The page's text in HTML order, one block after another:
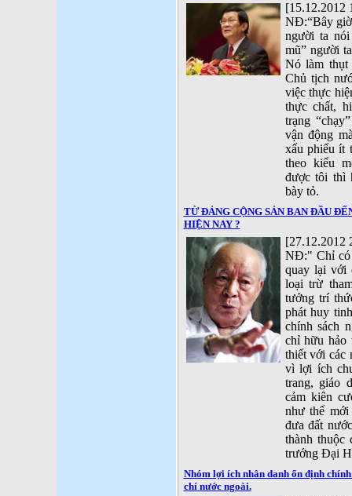
[15.12.2012
NĐ:“Bây
người ta
mũ” người
Nó làm thụt
Chủ tịch
việc thực
thực chất,
trạng
vận động
xấu phiếu ít
theo kiểu
được tôi thì
bày tỏ.
TỪ ĐẢNG CỘNG SẢN BAN ĐẦU
HIỆN NAY ?
[27.12.2012
NĐ:" Chỉ có
quay lại với
loại trừ
tưởng trí
phát huy
chính sách
chỉ hữu hảo
thiết với các
vì lợi ích
trang, giáo
cảm kiên
như thế
đưa đất
thành thuộc
trướng Đại
Nhóm lợi ích nhân danh ổn định
chí nước ngoài.